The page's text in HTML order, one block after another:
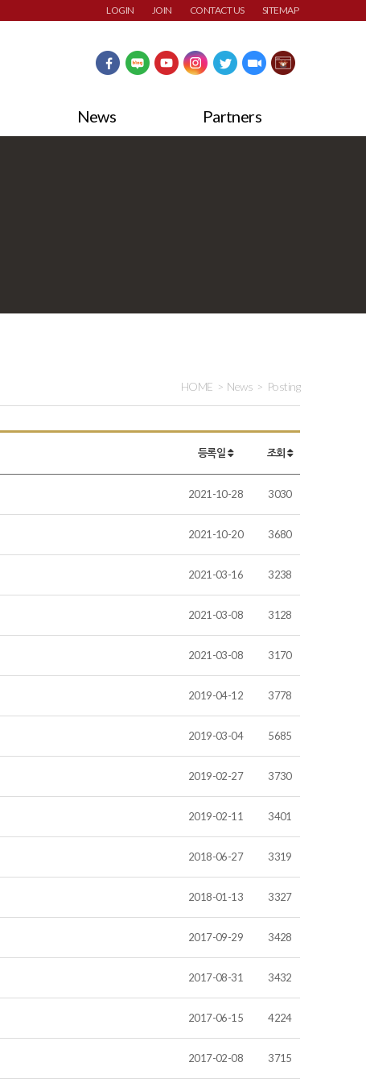
LOGIN JOIN CONTACT US SITEMAP
News Partners
HOME News Posting
등록일 조회
2021-10-28 3030
2021-10-20 3680
2021-03-16 3238
2021-03-08 3128
2021-03-08 3170
2019-04-12 3778
2019-03-04 5685
2019-02-27 3730
2019-02-11 3401
2018-06-27 3319
2018-01-13 3327
2017-09-29 3428
2017-08-31 3432
2017-06-15 4224
2017-02-08 3715